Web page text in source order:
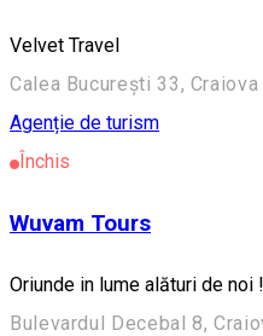
Velvet Travel
Calea București 33,
Agenție de turism
Închis
Wuvam Tours
Oriunde in lume alături de noi !
Bulevardul Decebal 8,